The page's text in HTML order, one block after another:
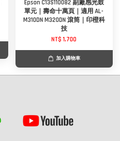
Epson C13S110082 副廠感光鼓
單元｜壽命十萬頁｜適用 AL-
M310DN M320DN 滾筒｜印橙科
技
NT$ 1,700
加入購物車